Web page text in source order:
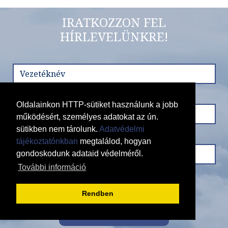
Oldalainkon HTTP-sütiket használunk a jobb
működésért, személyes adatokat az ún.
sütikben nem tárolunk. Adatvédelmi
tájékoztatónkban megtalálod, hogyan
gondoskodunk adataid védelméről.
További információ
Rendben
Ország:Törökország
Ellátás:leírás szerint
Szálláskategória:
Szobatípus:Standard Room Sea View
Időpont: 2026-08-10 | 7 éj
már 359.813 Ft-tól
IRATKOZZON FEL
HÍRLEVELÜNKRE!
Feliratkozás